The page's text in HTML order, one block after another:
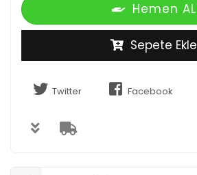
Hemen AL
Sepete Ekle
Twitter Facebook